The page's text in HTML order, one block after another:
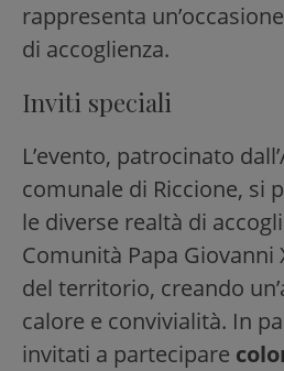
rappresenta
di accoglienza.
Inviti speciali
L’evento, patrocinato
comunale di Riccione, si
le diverse realtà di
Comunità Papa Giovanni
del territorio, creando
calore e convivialità. In
invitati a partecipare